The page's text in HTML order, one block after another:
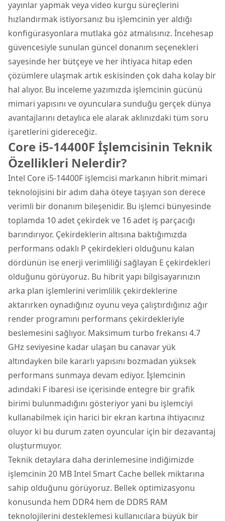
yayınlar yapmak veya video kurgu süreçlerini
hızlandırmak istiyorsanız bu işlemcinin yer aldığı
konfigürasyonlara mutlaka göz atmalısınız. İncehesap
güvencesiyle sunulan güncel donanım seçenekleri
sayesinde her bütçeye ve her ihtiyaca hitap eden
çözümlere ulaşmak artık eskisinden çok daha kolay bir
hal alıyor. Bu inceleme yazımızda işlemcinin gücünü
mimari yapısını ve oyunculara sunduğu gerçek dünya
avantajlarını detaylıca ele alarak aklınızdaki tüm soru
işaretlerini gidereceğiz.
Core i5-14400F İşlemcisinin Teknik
Özellikleri Nelerdir?
Intel Core i5-14400F işlemcisi markanın hibrit mimari
teknolojisini bir adım daha öteye taşıyan son derece
verimli bir donanım bileşenidir. Bu işlemci bünyesinde
toplamda 10 adet çekirdek ve 16 adet iş parçacığı
barındırıyor. Çekirdeklerin altısına baktığımızda
performans odaklı P çekirdekleri olduğunu kalan
dördünün ise enerji verimliliği sağlayan E çekirdekleri
olduğunu görüyoruz. Bu hibrit yapı bilgisayarınızın
arka plan işlemlerini verimlilik çekirdeklerine
aktarırken oynadığınız oyunu veya çalıştırdığınız ağır
render programını performans çekirdekleriyle
beslemesini sağlıyor. Maksimum turbo frekansı 4.7
GHz seviyesine kadar ulaşan bu canavar yük
altındayken bile kararlı yapısını bozmadan yüksek
performans sunmaya devam ediyor. İşlemcinin
adındaki F ibaresi ise içerisinde entegre bir grafik
birimi bulunmadığını gösteriyor yani bu işlemciyi
kullanabilmek için harici bir ekran kartına ihtiyacınız
oluyor ki bu durum zaten oyuncular için bir dezavantaj
oluşturmuyor.
Teknik detaylara daha derinlemesine indiğimizde
işlemcinin 20 MB Intel Smart Cache bellek miktarına
sahip olduğunu görüyoruz. Bellek optimizasyonu
konusunda hem DDR4 hem de DDR5 RAM
teknolojilerini desteklemesi kullanıcılara büyük bir